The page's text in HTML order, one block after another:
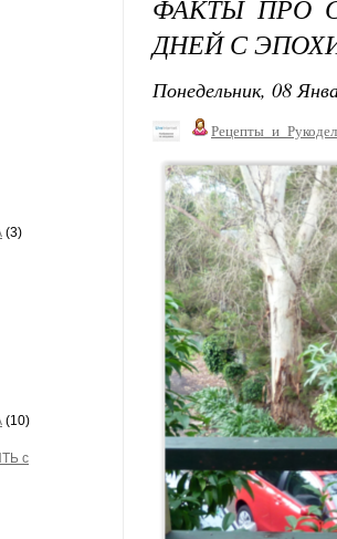
(3)
(10)
с
ФАКТЫ ПРО
ДНЕЙ С
Понедельник, 08